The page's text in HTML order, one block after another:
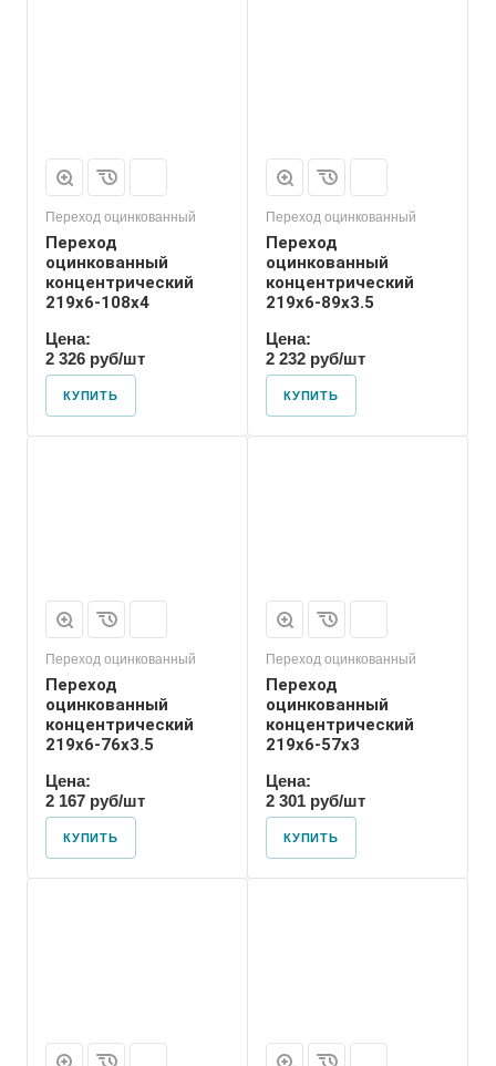
Переход оцинкованный
Переход
оцинкованный
концентрический
219х6-108х4
Цена:
2 326 руб/шт
КУПИТЬ
Переход оцинкованный
Переход
оцинкованный
концентрический
219х6-89х3.5
Цена:
2 232 руб/шт
КУПИТЬ
Переход оцинкованный
Переход
оцинкованный
концентрический
219х6-76х3.5
Цена:
2 167 руб/шт
КУПИТЬ
Переход оцинкованный
Переход
оцинкованный
концентрический
219х6-57х3
Цена:
2 301 руб/шт
КУПИТЬ